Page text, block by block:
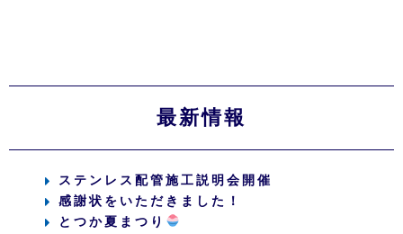
最新情報
ステンレス配管施工説明会開催
感謝状をいただきました！
とつか夏まつり